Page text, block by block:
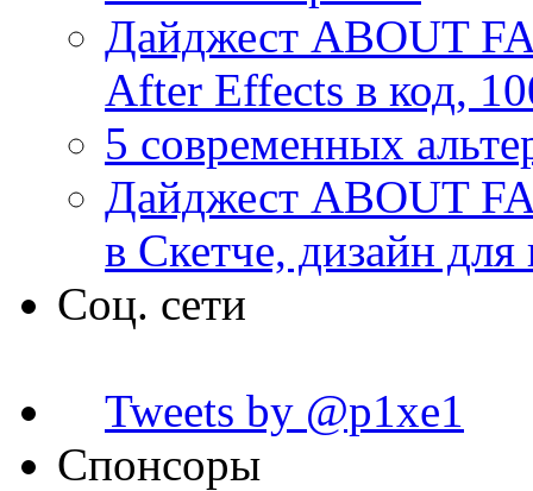
Дайджест ABOUT
After Effects в код,
5 современных
Дайджест ABOUT
в Скетче, дизайн для
Соц. сети
Tweets by @p1xe1
Спонсоры